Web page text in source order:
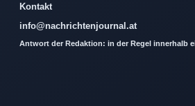
Kontakt
info@nachrichtenjournal.at
Antwort der Redaktion: in der Regel innerhalb